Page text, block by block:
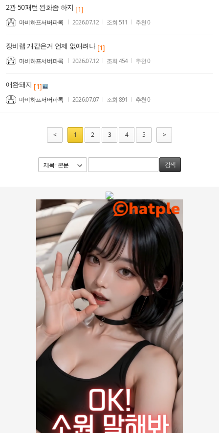
2관 50패턴 완화좀 하지 [1]
마비하프서버파록 2026.07.12 조회 511 추천0
장비렙 개같은거 언제 없애려나 [1]
마비하프서버파록 2026.07.12 조회 454 추천0
애완돼지 [1]
마비하프서버파록 2026.07.07 조회 891 추천0
< 1 2 3 4 5 >
제목+본문 검색